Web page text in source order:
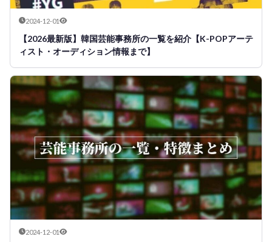
2024-12-01
【2026最新版】韓国芸能事務所の一覧を紹介【K-POPアーテ
ィスト・オーディション情報まで】
2024-12-01